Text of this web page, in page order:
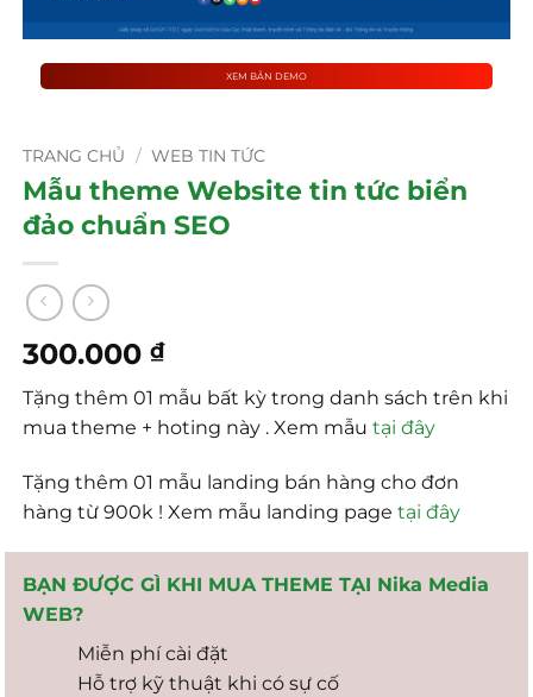
XEM BẢN DEMO
TRANG CHỦ / WEB TIN TỨC
Mẫu theme Website tin tức biển
đảo chuẩn SEO
300.000₫
Tặng thêm 01 mẫu bất kỳ trong danh sách trên khi
mua theme + hoting này . Xem mẫutại đây
Tặng thêm 01 mẫu landing bán hàng cho đơn
hàng từ 900k ! Xem mẫu landing pagetại đây
BẠN ĐƯỢC GÌ KHI MUA THEME TẠI Nika Media
WEB?
Miễn phí cài đặt
Hỗ trợ kỹ thuật khi có sự cố